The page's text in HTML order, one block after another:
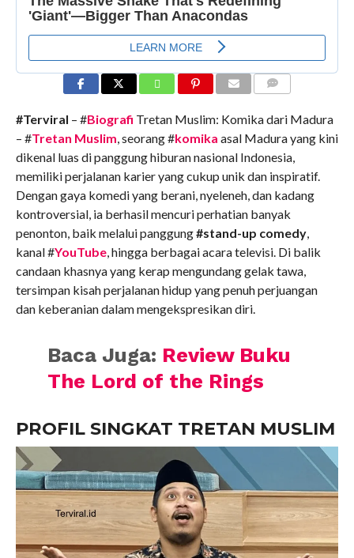
#Terviral – #Biografi Tretan Muslim: Komika dari Madura
– #Tretan Muslim, seorang #komika asal Madura yang kini
dikenal luas di panggung hiburan nasional Indonesia,
memiliki perjalanan karier yang cukup unik dan inspiratif.
Dengan gaya komedi yang berani, nyeleneh, dan kadang
kontroversial, ia berhasil mencuri perhatian banyak
penonton, baik melalui panggung#stand-up comedy,
kanal #YouTube, hingga berbagai acara televisi. Di balik
candaan khasnya yang kerap mengundang gelak tawa,
tersimpan kisah perjalanan hidup yang penuh perjuangan
dan keberanian dalam mengekspresikan diri.
Baca Juga: Review Buku
The Lord of the Rings
PROFIL SINGKAT TRETAN MUSLIM